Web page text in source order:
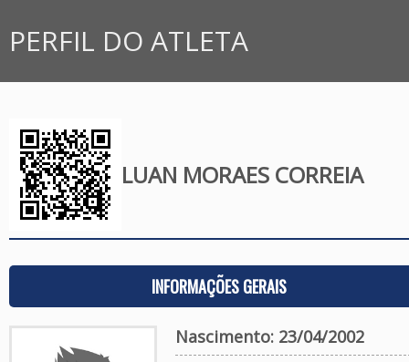
PERFIL DO ATLETA
LUAN MORAES CORREIA
INFORMAÇÕES GERAIS
Nascimento: 23/04/2002